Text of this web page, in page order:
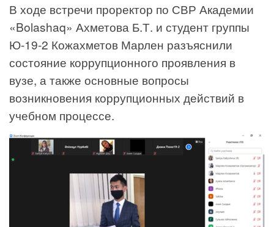
В ходе встречи проректор по СВР Академии
«Bolashaq» Ахметова Б.Т. и студент группы
Ю-19-2 Кожахметов Марлен разъяснили
состояние коррупционного проявления в
вузе, а также основные вопросы
возникновения коррупционных действий в
учебном процессе.